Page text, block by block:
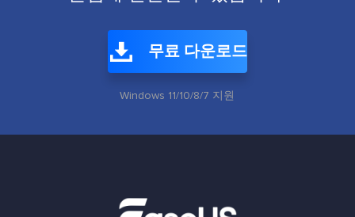
무료 다운로드
Windows 11/10/8/7 지원